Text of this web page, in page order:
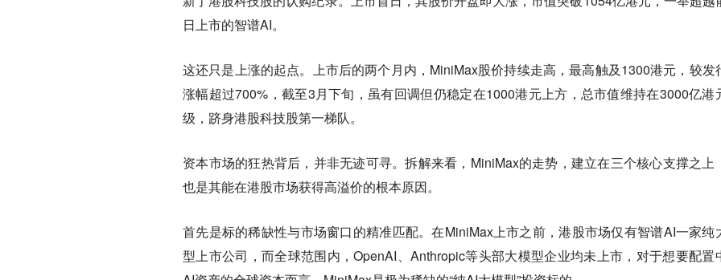
日上市的智谱AI。
这还只是上涨的起点。上市后的两个月内，MiniMax股价持续走高，最高触及1300港元，较发
涨幅超过700%，截至3月下旬，虽有回调但仍稳定在1000港元上方，总市值维持在3000亿港
级，跻身港股科技股第一梯队。
资本市场的狂热背后，并非无迹可寻。拆解来看，MiniMax的走势，建立在三个核心支撑之上
也是其能在港股市场获得高溢价的根本原因。
首先是标的稀缺性与市场窗口的精准匹配。在MiniMax上市之前，港股市场仅有智谱AI一家纯
型上市公司，而全球范围内，OpenAI、Anthropic等头部大模型企业均未上市，对于想要配置